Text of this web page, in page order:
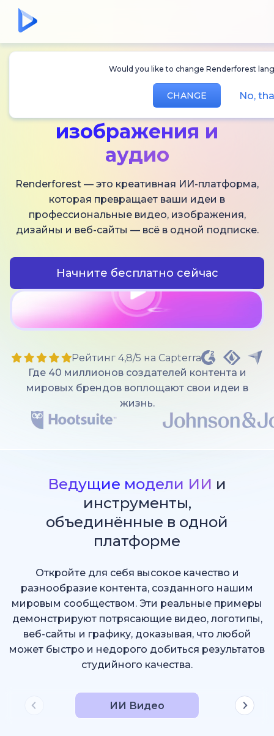
Would you like to change Renderforest
CHANGE No,
СоздавайтеИИ-
видео,
изображения и
аудио
Renderforest — это креативная ИИ-платформа,
которая превращает ваши идеи в
профессиональные видео, изображения,
дизайны и веб-сайты — всё в одной подписке.
Начните бесплатно сейчас
Рейтинг 4,8/5 на Capterra
Где 40 миллионов создателей контента и
мировых брендов воплощают свои идеи в
жизнь.
Ведущие модели ИИ и
инструменты,
объединённые в одной
платформе
Откройте для себя высокое качество и
разнообразие контента, созданного нашим
мировым сообществом. Эти реальные примеры
демонстрируют потрясающие видео, логотипы,
веб-сайты и графику, доказывая, что любой
может быстро и недорого добиться результатов
студийного качества.
ИИ Видео